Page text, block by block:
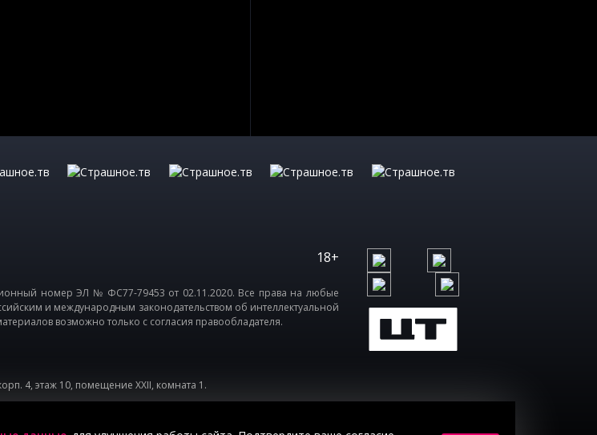
18+
номер ЭЛ № ФС77-79453 от 02.11.2020. Все права на любые
и международным законодательством об интеллектуальной
возможно только с согласия правообладателя.
4, этаж 10, помещение XXII, комната 1.